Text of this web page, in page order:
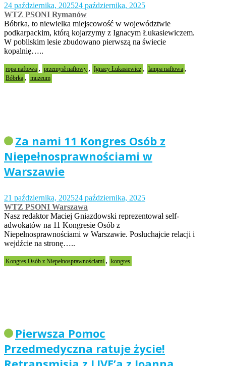
24 października, 202524 października, 2025
WTZ PSONI Rymanów
Bóbrka, to niewielka miejscowość w województwie
podkarpackim, którą kojarzymy z Ignacym Łukasiewiczem.
W pobliskim lesie zbudowano pierwszą na świecie
kopalnię…..
ropa naftowa , przemysł naftowy , Ignacy Łukasiewicz , lampa naftowa ,
Bóbrka , muzeum
Za nami 11 Kongres Osób z
Niepełnosprawnościami w
Warszawie
21 października, 202524 października, 2025
WTZ PSONI Warszawa
Nasz redaktor Maciej Gniazdowski reprezentował self-
adwokatów na 11 Kongresie Osób z
Niepełnosprawnościami w Warszawie. Posłuchajcie relacji i
wejdźcie na stronę…..
Kongres Osób z Niepełnosprawnościami , kongres
Pierwsza Pomoc
Przedmedyczna ratuje życie!